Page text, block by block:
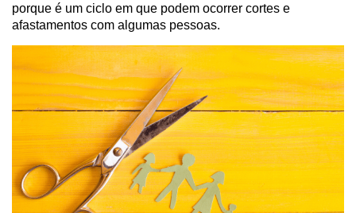
porque é um ciclo em que podem ocorrer cortes e
afastamentos com algumas pessoas.